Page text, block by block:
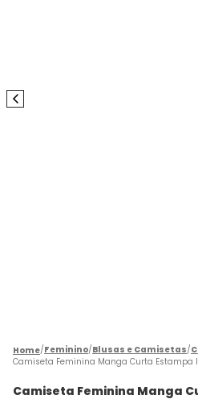
Feminino Blusas e Camisetas
Camiseta Feminina Manga Curta Estampa
Camiseta Feminina Manga